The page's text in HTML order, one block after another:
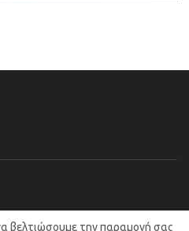
βελτιώσουμε την παραμονή σας